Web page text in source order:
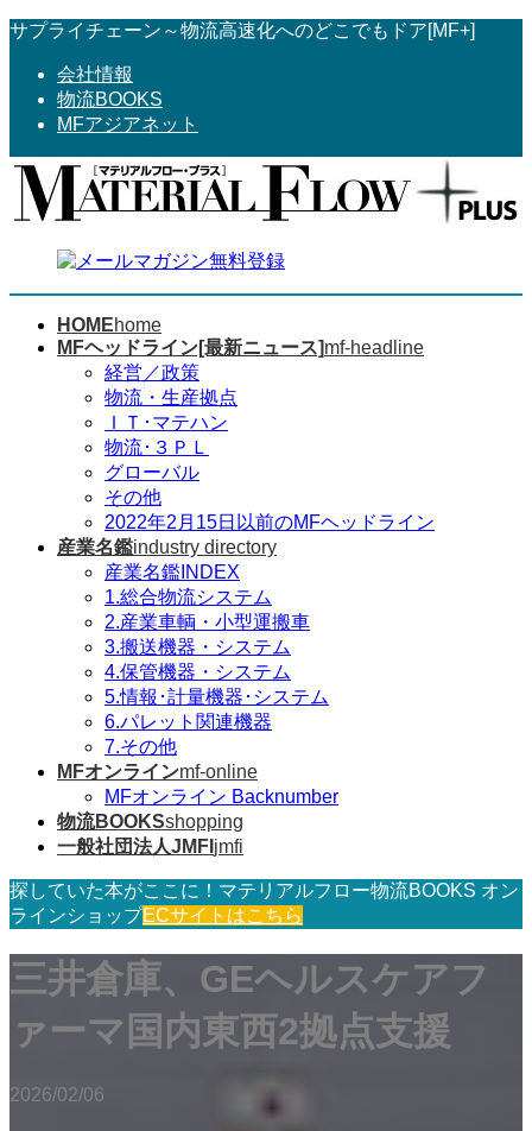
コ
へ
ス
ナ
ョ
ン
サプライチェーン～物流高速化へのどこでもドア[MF+]
会社情報
物流BOOKS
MFアジアネット
HOMEhome
MFヘッドライン[最新ニュース]mf-headline
経営／政策
物流・生産拠点
ＩＴ･マテハン
物流･３ＰＬ
グローバル
その他
2022年2月15日以前のMFヘッドライン
産業名鑑industry directory
産業名鑑INDEX
1.総合物流システム
2.産業車輌・小型運搬車
3.搬送機器・システム
4.保管機器・システム
5.情報･計量機器･システム
6.パレット関連機器
7.その他
MFオンラインmf-online
MFオンライン Backnumber
物流BOOKSshopping
一般社団法人JMFI jmfi
探していた本がここに！マテリアルフロー物流BOOKS オン
ラインショップECサイトはこちら
三井倉庫、GEヘルスケアフ
ァーマ国内東西2拠点支援
2026/02/06